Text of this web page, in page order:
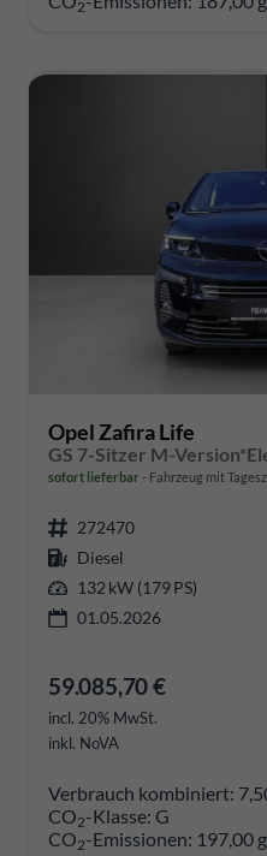
2
Opel Zafira Life
GS 7-Sitzer M-
sofort lieferbar Fahrzeug mit
272470
Diesel
132 kW (179 PS)
01.05.2026
59.085,70 €
incl. 20% MwSt.
inkl. NoVA
Verbrauch kombiniert:
CO2-Klasse: G
CO2-Emissionen: 197,00